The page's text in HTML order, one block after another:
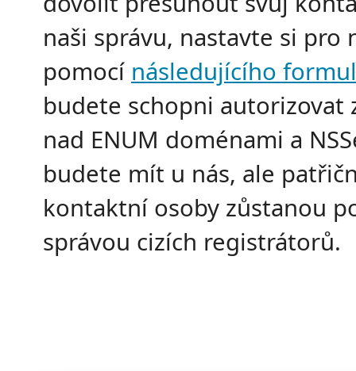
naši správu, nastavte si pro
pomocí následujícího
budete schopni autorizovat
nad ENUM doménami a
budete mít u nás, ale
kontaktní osoby zůstanou
správou cizích registrátorů.